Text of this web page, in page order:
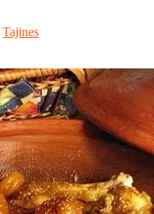
Tajines